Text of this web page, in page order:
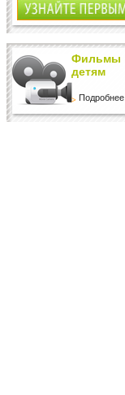
Фильмы
детям
Подробнее